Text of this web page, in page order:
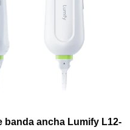
banda ancha Lumify L12-